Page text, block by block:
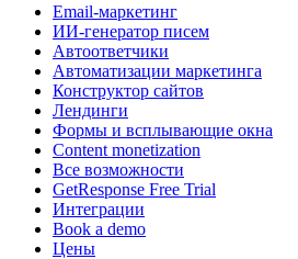
Email-маркетинг
ИИ-генератор писем
Автоответчики
Автоматизации маркетинга
Конструктор сайтов
Лендинги
Формы и всплывающие окна
Content monetization
Все возможности
GetResponse Free Trial
Интеграции
Book a demo
Цены